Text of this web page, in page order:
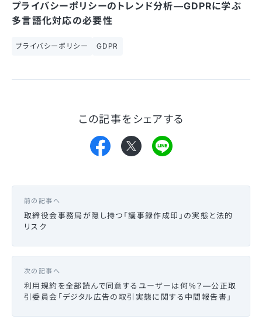
プライバシーポリシーのトレンド分析—GDPRに学ぶ
多言語化対応の必要性
プライバシーポリシー GDPR
この記事をシェアする
前の記事へ
取締役会事務局が隠し持つ「議事録作成印」の実態と法的
リスク
次の記事へ
利用規約を全部読んで同意するユーザーは何％？—公正取
引委員会「デジタル広告の取引実態に関する中間報告書」